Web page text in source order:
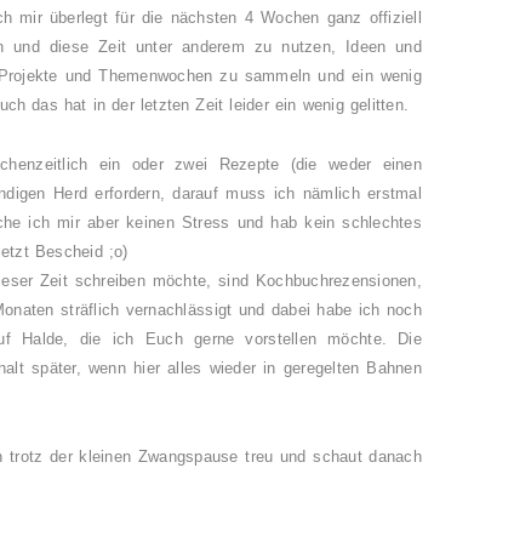
mir überlegt für die nächsten 4 Wochen ganz offiziell
und diese Zeit unter anderem zu nutzen,
Ideen und
und Themenwochen zu sammeln und ein wenig
das hat in der letzten Zeit leider ein wenig gelitten.
ein oder zwei Rezepte (die weder einen
Herd erfordern, darauf muss ich nämlich erstmal
ich mir aber keinen Stress und hab kein schlechtes
Bescheid ;o)
Zeit schreiben möchte, sind Kochbuchrezensionen,
sträflich vernachlässigt und dabei habe ich noch
Halde, die ich Euch gerne vorstellen möchte. Die
später, wenn hier alles wieder in geregelten Bahnen
der kleinen Zwangspause treu und schaut danach